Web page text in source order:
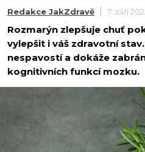
Redakce JakZdravě 7. září
Rozmarýn zlepšuje chuť
vylepšit i váš zdravotní
nespavostí a dokáže
kognitivních funkcí mozku.